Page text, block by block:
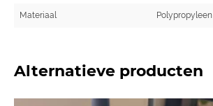
Materiaal Polypropyleen
Alternatieve producten